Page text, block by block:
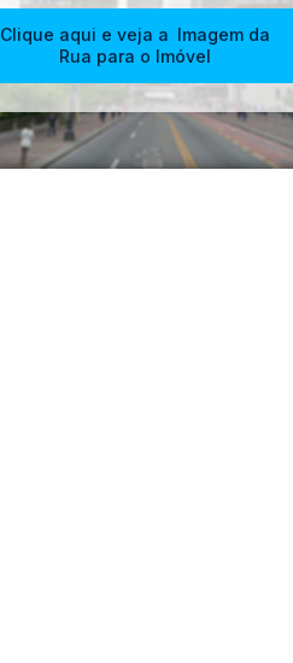
Clique aqui e veja a Imagem da
Rua para o Imóvel